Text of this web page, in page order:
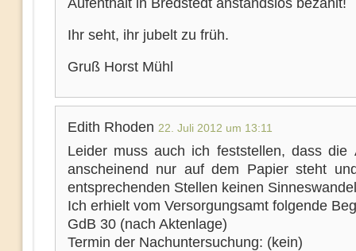
Aufenthalt in Bredstedt anstandslos bezahlt!
Ihr seht, ihr jubelt zu früh.
Gruß Horst Mühl
Edith Rhoden 22. Juli 2012 um 13:11
Leider muss auch ich feststellen, dass die
anscheinend nur auf dem Papier steht
entsprechenden Stellen keinen
Ich erhielt vom Versorgungsamt folgende
GdB 30 (nach Aktenlage)
Termin der Nachuntersuchung: (kein)